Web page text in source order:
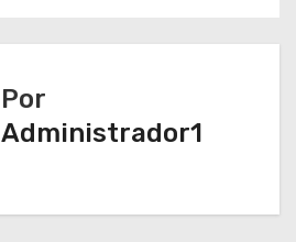
Por
Administrador1